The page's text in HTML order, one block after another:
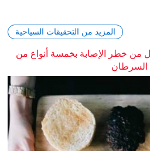
المزيد من التحقيقات السياحية
من خطر الإصابة بخمسة أنواع من
السرطان